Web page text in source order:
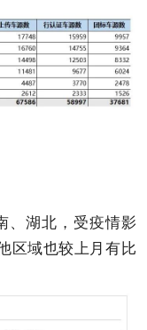
、湖北，受疫情影
区域也较上月有比